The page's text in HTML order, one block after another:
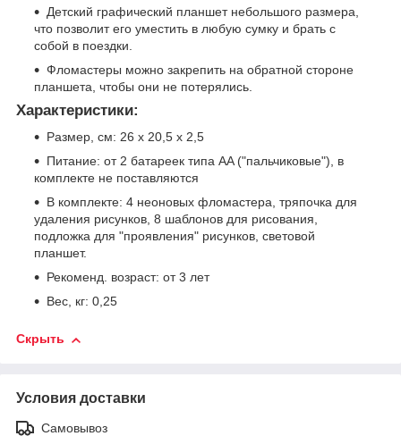
Детский графический планшет небольшого размера,
что позволит его уместить в любую сумку и брать с
собой в поездки.
Фломастеры можно закрепить на обратной стороне
планшета, чтобы они не потерялись.
Характеристики:
Размер, см: 26 х 20,5 x 2,5
Питание: от 2 батареек типа AA ("пальчиковые"), в
комплекте не поставляются
В комплекте: 4 неоновых фломастера, тряпочка для
удаления рисунков, 8 шаблонов для рисования,
подложка для "проявления" рисунков, световой
планшет.
Рекоменд. возраст: от 3 лет
Вес, кг: 0,25
Скрыть
Условия доставки
Самовывоз